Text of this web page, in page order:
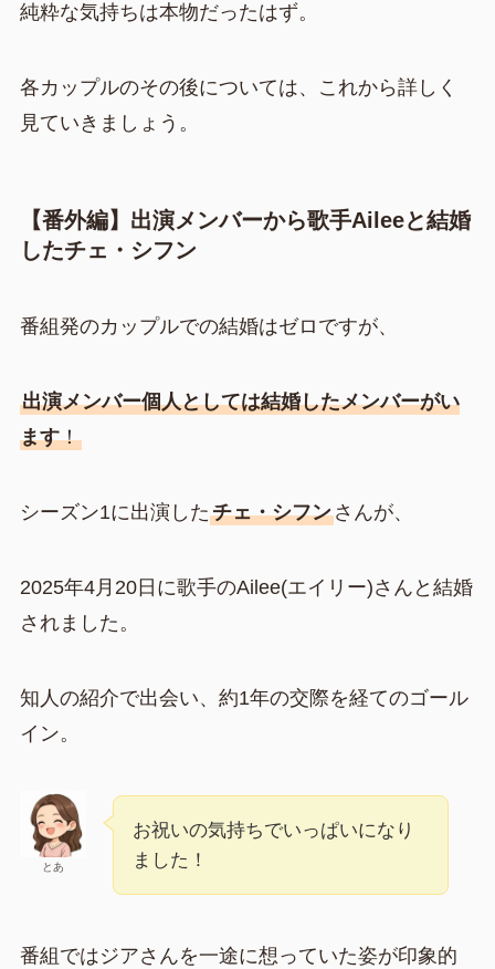
純粋な気持ちは本物だったはず。
各カップルのその後については、これから詳しく
見ていきましょう。
【番外編】出演メンバーから歌手Aileeと結婚
したチェ・シフン
番組発のカップルでの結婚はゼロですが、
出演メンバー個人としては結婚したメンバーがい
ます！
シーズン1に出演したチェ・シフンさんが、
2025年4月20日に歌手のAilee(エイリー)さんと結婚
されました。
知人の紹介で出会い、約1年の交際を経てのゴール
イン。
とあ
お祝いの気持ちでいっぱいになり
ました！
番組ではジアさんを一途に想っていた姿が印象的